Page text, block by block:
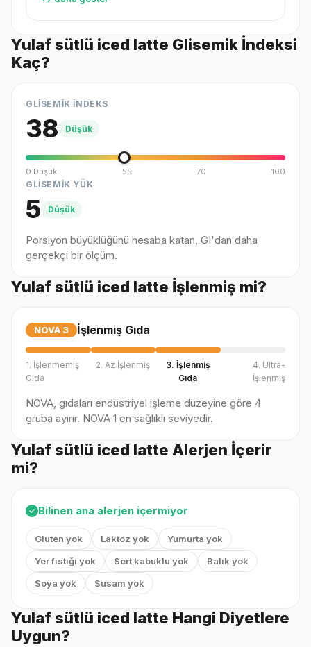
Yulaf sütlü iced latte Glisemik İndeksi
Kaç?
GLİSEMİK İNDEKS
38 Düşük
0 Düşük 55 70 100
GLİSEMİK YÜK
5 Düşük
Porsiyon büyüklüğünü hesaba katan, GI'dan daha
gerçekçi bir ölçüm.
Yulaf sütlü iced latte İşlenmiş mi?
NOVA 3 İşlenmiş Gıda
1. İşlenmemiş
Gıda
2. Az İşlenmiş
3. İşlenmiş
Gıda
4. Ultra-
İşlenmiş
NOVA, gıdaları endüstriyel işleme düzeyine göre 4
gruba ayırır. NOVA 1 en sağlıklı seviyedir.
Yulaf sütlü iced latte Alerjen İçerir
mi?
✓ Bilinen ana alerjen içermiyor
Gluten yok Laktoz yok
Yumurta yok
Yer fıstığı yok
Sert kabuklu yok
Balık yok
Soya yok
Susam yok
Yulaf sütlü iced latte Hangi Diyetlere
Uygun?